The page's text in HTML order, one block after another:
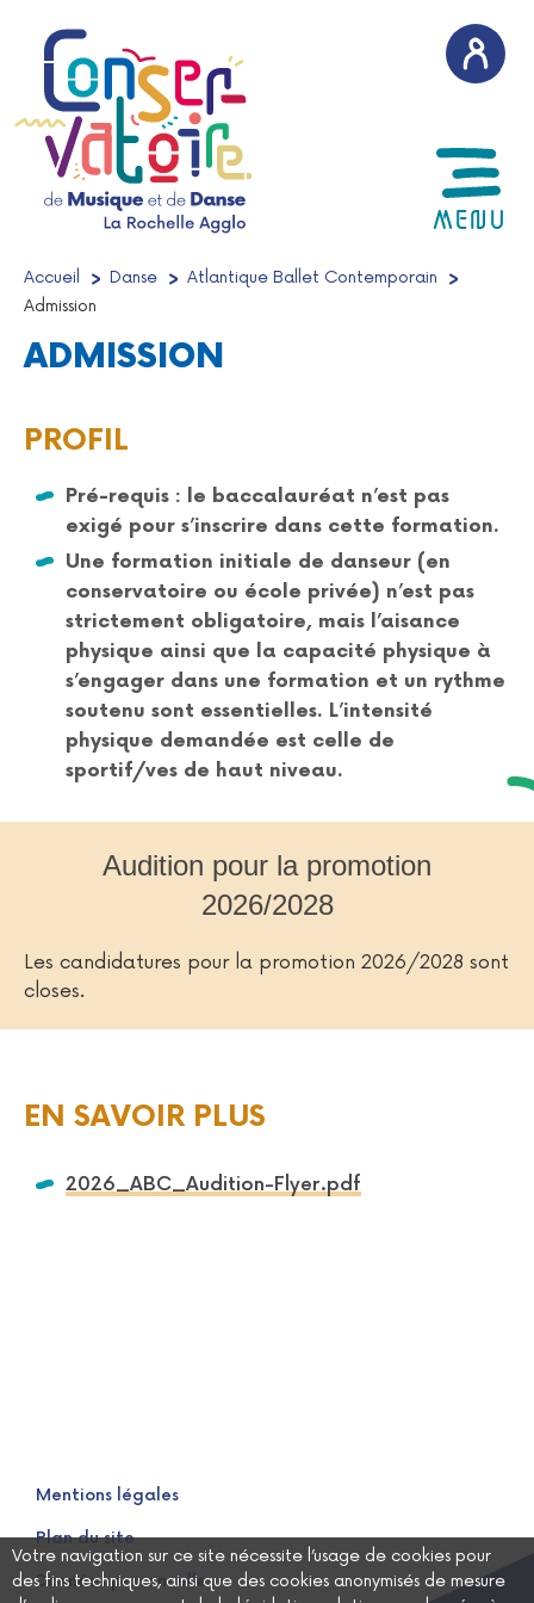
Votre navigation sur ce site nécessite l’usage de cookies pour
des fins techniques, ainsi que des cookies anonymisés de mesure
MENU
Accueil Danse Atlantique Ballet Contemporain
Admission
ADMISSION
PROFIL
Pré-requis : le baccalauréat n’est pas
exigé pour s’inscrire dans cette formation.
Une formation initiale de danseur (en
conservatoire ou école privée) n’est pas
strictement obligatoire, mais l’aisance
physique ainsi que la capacité physique à
s’engager dans une formation et un rythme
soutenu sont essentielles. L’intensité
physique demandée est celle de
sportif/ves de haut niveau.
Audition pour la promotion
2026/2028
Les candidatures pour la promotion 2026/2028 sont
closes.
EN SAVOIR PLUS
2026_ABC_Audition-Flyer.pdf
Mentions légales
Plan du site
Données personnelles